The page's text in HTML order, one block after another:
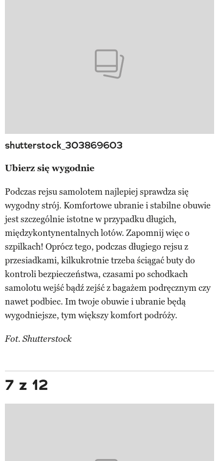
shutterstock_303869603
Ubierz się wygodnie
Podczas rejsu samolotem najlepiej sprawdza się
wygodny strój. Komfortowe ubranie i stabilne obuwie
jest szczególnie istotne w przypadku długich,
międzykontynentalnych lotów. Zapomnij więc o
szpilkach! Oprócz tego, podczas długiego rejsu z
przesiadkami, kilkukrotnie trzeba ściągać buty do
kontroli bezpieczeństwa, czasami po schodkach
samolotu wejść bądź zejść z bagażem podręcznym czy
nawet podbiec. Im twoje obuwie i ubranie będą
wygodniejsze, tym większy komfort podróży.
Fot. Shutterstock
7 z 12